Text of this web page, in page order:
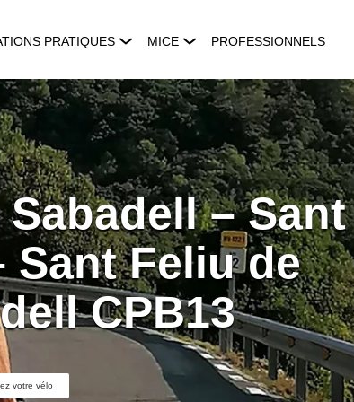
PRATIQUES MICE PROFESSIONNELS
– Sant
Sant Feliu de
CPB13
votre vélo